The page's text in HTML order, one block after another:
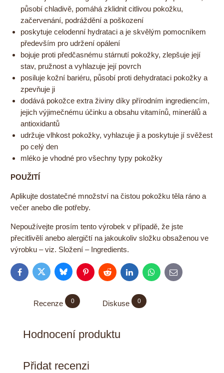
působí chladivě, pomáhá zklidnit citlivou pokožku,
začervenání, podráždění a poškození
poskytuje celodenní hydrataci a je skvělým pomocníkem
především pro udržení opálení
bojuje proti předčasnému stárnutí pokožky, zlepšuje její
stav, pružnost a vyhlazuje její povrch
posiluje kožní bariéru, působí proti dehydrataci pokožky a
zpevňuje ji
dodává pokožce extra živiny díky přírodním ingrediencím,
jejich výjimečnému účinku a obsahu vitamínů, minerálů a
antioxidantů
udržuje vlhkost pokožky, vyhlazuje ji a poskytuje jí svěžest
po celý den
mléko je vhodné pro všechny typy pokožky
POUŽITÍ
Aplikujte dostatečné množství na čistou pokožku těla ráno a
večer anebo dle potřeby.
Nepoužívejte prosím tento výrobek v případě, že jste
přecitlivělí anebo alergičtí na jakoukoliv složku obsaženou ve
výrobku – viz. Složení – Ingredients.
FacebookTwitter BlueskyPinterestReddit LinkedInWhatsApp
E-
mail
Recenze 0 Diskuse 0
Hodnocení produktu
Přidat recenzi